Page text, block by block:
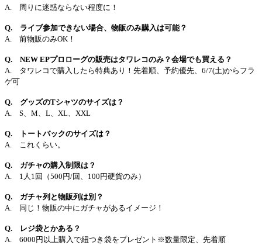
A. 周りに迷惑ならない程度に！
Q. ライブ参加できない場合、物販のみ購入は可能？
A. 前物販のみOK！
Q. NEW EPプロローグの販売はタワレコのみ？会場でも買える？
A. タワレコで購入したら特典あり！先着順、予約優先、6/7(土)からフラ
ゲ可
Q. グッズのTシャツのサイズは？
A. S、M、L、XL、XXL
Q. トートバックのサイズは？
A. これくらい。
Q. ガチャの購入制限は？
A. 1人1回（500円/回、100円硬貨のみ）
Q. ガチャ列と物販列は別？
A. 同じ！物販の中にガチャがあるイメージ！
Q. レジ袋とかある？
A. 6000円以上購入で紐つき袋をプレゼント※数量限定、先着順